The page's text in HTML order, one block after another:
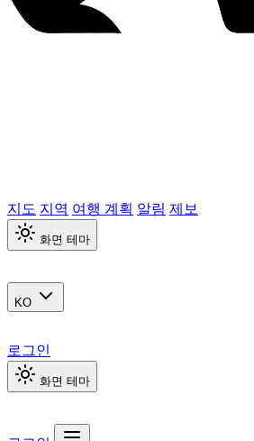
지도 지역 여행 계획 알림 제보
화면 테마
KO
로그인
화면 테마